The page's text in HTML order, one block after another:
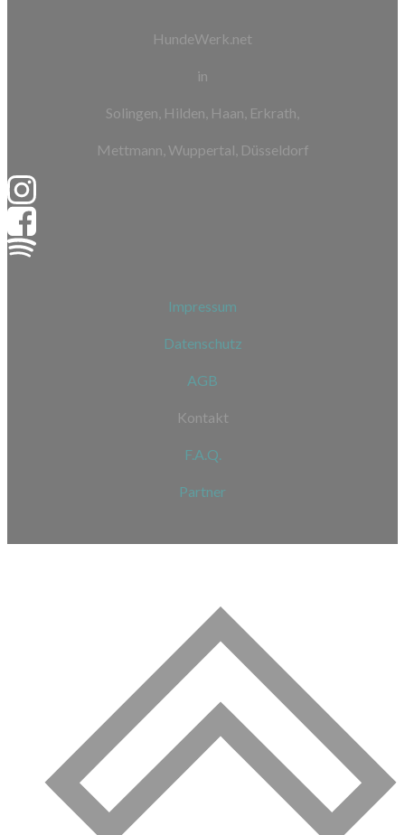
HundeWerk.net
in
Solingen, Hilden, Haan, Erkrath,
Mettmann, Wuppertal, Düsseldorf
Impressum
Datenschutz
AGB
Kontakt
F.A.Q.
Partner